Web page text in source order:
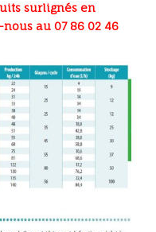
surlignés en
au 07 86 02 46